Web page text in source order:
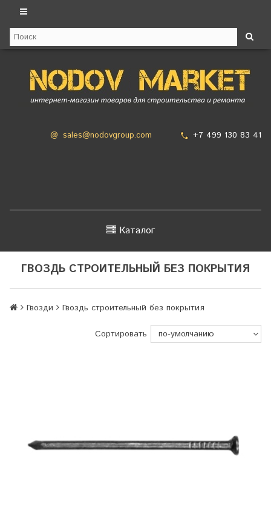
@ sales@nodovgroup.com +7 499 130 83 41
Каталог
ГВОЗДЬ СТРОИТЕЛЬНЫЙ БЕЗ ПОКРЫТИЯ
Гвозди Гвоздь строительный без покрытия
Сортировать